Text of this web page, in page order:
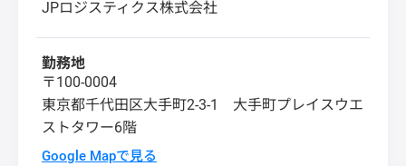
JPロジスティクス株式会社
勤務地
〒100-0004
東京都千代田区大手町2-3-1 大手町プレイスウエ
ストタワー6階
Google Mapで見る